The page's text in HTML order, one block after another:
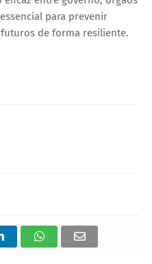
para prevenir
de forma resiliente.